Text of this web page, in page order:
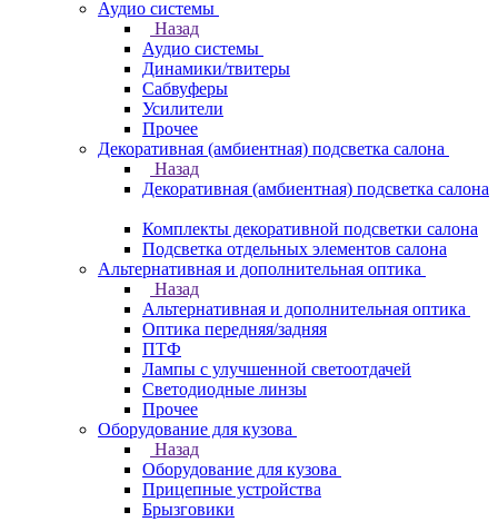
Аудио системы
Назад
Аудио системы
Динамики/твитеры
Сабвуферы
Усилители
Прочее
Декоративная (амбиентная) подсветка салона
Назад
Декоративная (амбиентная) подсветка салона
Комплекты декоративной подсветки салона
Подсветка отдельных элементов салона
Альтернативная и дополнительная оптика
Назад
Альтернативная и дополнительная оптика
Оптика передняя/задняя
ПТФ
Лампы с улучшенной светоотдачей
Светодиодные линзы
Прочее
Оборудование для кузова
Назад
Оборудование для кузова
Прицепные устройства
Брызговики